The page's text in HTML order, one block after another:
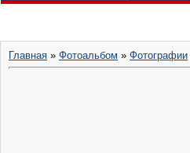
Главная » Фотоальбом » Фотографии